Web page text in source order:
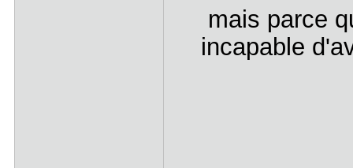
mais parce
incapable